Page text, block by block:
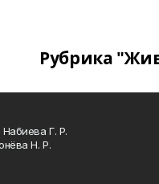
Рубрика
Г. Р.
Н. Р.